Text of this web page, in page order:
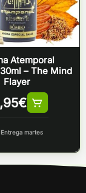
Atemporal
– The Mind
Flayer
€
Entrega martes